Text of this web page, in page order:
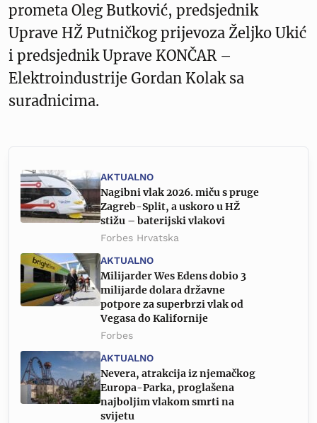
prometa Oleg Butković, predsjednik
Uprave HŽ Putničkog prijevoza Željko Ukić
i predsjednik Uprave KONČAR –
Elektroindustrije Gordan Kolak sa
suradnicima.
AKTUALNO
Nagibni vlak 2026. miču s pruge
Zagreb-Split, a uskoro u HŽ
stižu – baterijski vlakovi
Forbes Hrvatska
AKTUALNO
Milijarder Wes Edens dobio 3
milijarde dolara državne
potpore za superbrzi vlak od
Vegasa do Kalifornije
Forbes
AKTUALNO
Nevera, atrakcija iz njemačkog
Europa-Parka, proglašena
najboljim vlakom smrti na
svijetu